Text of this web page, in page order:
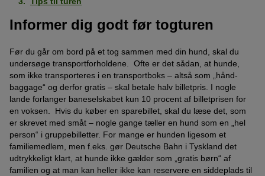
Informer dig godt før togturen
Før du går om bord på et tog sammen med din hund, skal du
undersøge transportforholdene. Ofte er det sådan, at hunde,
som ikke transporteres i en transportboks – altså som „hånd-
baggage“ og derfor gratis – skal betale halv billetpris. I nogle
lande forlanger baneselskabet kun 10 procent af billetprisen for
en voksen. Hvis du køber en sparebillet, skal du læse det, som
er skrevet med småt – nogle gange tæller en hund som en „hel
person“ i gruppebilletter. For mange er hunden ligesom et
familiemedlem, men f.eks. gør Deutsche Bahn i Tyskland det
udtrykkeligt klart, at hunde ikke gælder som „gratis børn“ af
familien og at man kan heller ikke kan reservere en siddeplads til